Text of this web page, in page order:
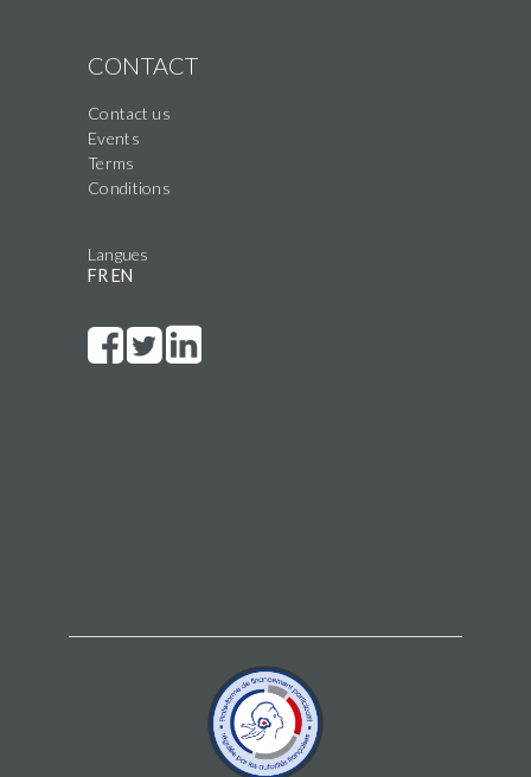
CONTACT
Contact us
Events
Terms
Conditions
Langues
FR EN